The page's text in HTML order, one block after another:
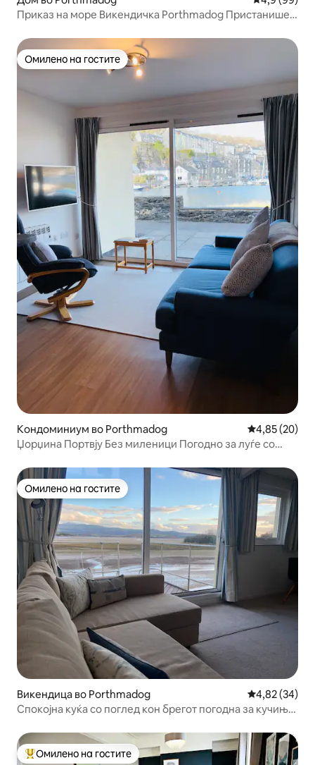
Приказ на море Викендичка Porthmadog Пристанишен
Омилено на гостите
Омилено на гостите
Кондоминиум во Porthmadog Просечна
4,85 (20)
Џорџина Портвју Без миленици Погодно за луѓе со
Омилено на гостите
Омилено на гостите
Викендица во Porthmadog Просечна
4,82 (34)
Спокојна куќа со поглед кон брегот погодна за кучиња
Меѓу најуспешните „Омилени на гостите“
Омилено на гостите